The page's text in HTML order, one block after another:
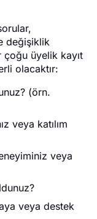
değişiklik
çoğu üyelik kayıt
olacaktır:
(örn.
veya katılım
veya
veya destek